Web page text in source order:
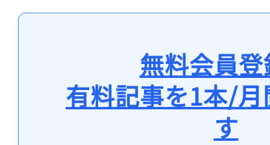
無料会員
有料記事を1本/
す